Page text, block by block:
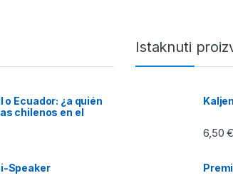
Ecuador: ¿a quién
chilenos en el
Speaker
Istaknuti
6,50€